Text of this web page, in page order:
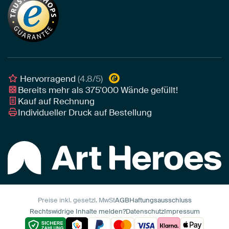
Tapete
Leinwand
Leinwand für draußen
Akustik-Tipps
Tipps von unseren Botschaftern
Individuelle Einrichtungsberatung
Unser Team
Botschafter
Awards und Preise
Art Heroes App
Hervorragend(4.8/5)
Bereits mehr als375'000Wände gefüllt!
Kauf auf Rechnung
Individueller Druck auf Bestellung
Preise inkl. gesetzl. MwStAGBHaftungsausschluss
Rechtswidrige Inhalte melden?DatenschutzImpressum